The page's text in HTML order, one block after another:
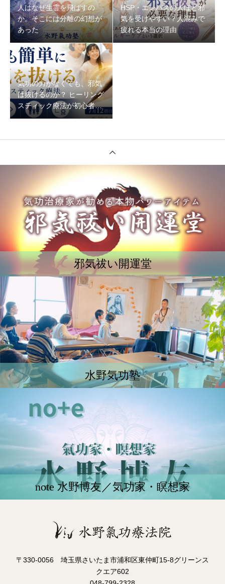
人はなぜ生霊を飛ばすの
か。そこには分離の幻想が
あった
HSP・エンパスの人ほど邪
気を受けやすい？人混みで
疲れる本当の理由
気功の力がなくても、邪気
は抜けるのか？ ヒーリング
スティック療法が初心者で
もできる理由
邪気祓い開運堂
水野気功塾
note 水野博友／気功家・瞑想家
〒330-0056 埼玉県さいたま市浦和区東仲町15-8グリーンス
クエア602